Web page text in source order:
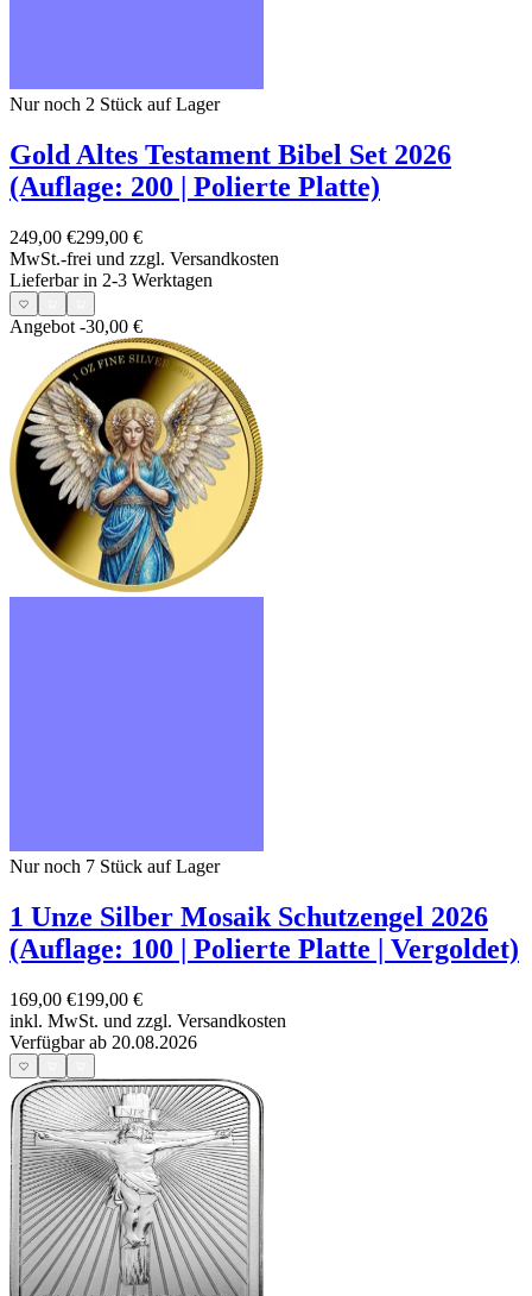
Nur noch 2 Stück auf Lager
Gold Altes Testament Bibel Set 2026
(Auflage: 200 | Polierte Platte)
249,00 €299,00 €
MwSt.-frei und zzgl. Versandkosten
Lieferbar in 2-3 Werktagen
Angebot -30,00 €
Nur noch 7 Stück auf Lager
1 Unze Silber Mosaik Schutzengel 2026
(Auflage: 100 | Polierte Platte | Vergoldet)
169,00 €199,00 €
inkl. MwSt. und zzgl. Versandkosten
Verfügbar ab 20.08.2026